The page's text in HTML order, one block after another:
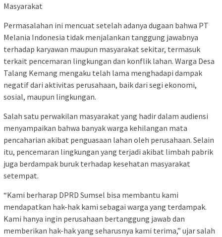
Masyarakat
Permasalahan ini mencuat setelah adanya dugaan bahwa PT
Melania Indonesia tidak menjalankan tanggung jawabnya
terhadap karyawan maupun masyarakat sekitar, termasuk
terkait pencemaran lingkungan dan konflik lahan. Warga Desa
Talang Kemang mengaku telah lama menghadapi dampak
negatif dari aktivitas perusahaan, baik dari segi ekonomi,
sosial, maupun lingkungan.
Salah satu perwakilan masyarakat yang hadir dalam audiensi
menyampaikan bahwa banyak warga kehilangan mata
pencaharian akibat penguasaan lahan oleh perusahaan. Selain
itu, pencemaran lingkungan yang terjadi akibat limbah pabrik
juga berdampak buruk terhadap kesehatan masyarakat
setempat.
“Kami berharap DPRD Sumsel bisa membantu kami
mendapatkan hak-hak kami sebagai warga yang terdampak.
Kami hanya ingin perusahaan bertanggung jawab dan
memberikan hak-hak yang seharusnya kami terima,” ujar salah